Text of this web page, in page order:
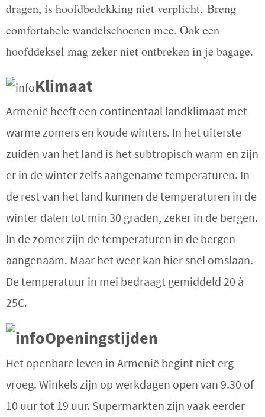
dragen, is hoofdbedekking niet verplicht. Breng
comfortabele wandelschoenen mee. Ook een
hoofddeksel mag zeker niet ontbreken in je bagage.
Klimaat
Armenië heeft een continentaal landklimaat met
warme zomers en koude winters. In het uiterste
zuiden van het land is het subtropisch warm en zijn
er in de winter zelfs aangename temperaturen. In
de rest van het land kunnen de temperaturen in de
winter dalen tot min 30 graden, zeker in de bergen.
In de zomer zijn de temperaturen in de bergen
aangenaam. Maar het weer kan hier snel omslaan.
De temperatuur in mei bedraagt gemiddeld 20 à
25C.
Openingstijden
Het openbare leven in Armenië begint niet erg
vroeg. Winkels zijn op werkdagen open van 9.30 of
10 uur tot 19 uur. Supermarkten zijn vaak eerder